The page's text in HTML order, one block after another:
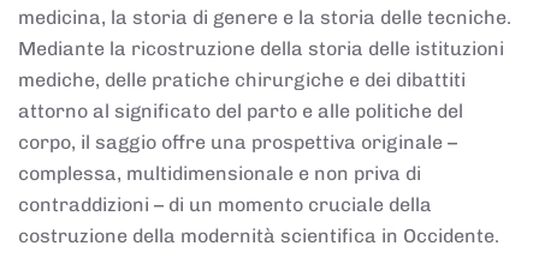
medicina, la storia di genere e la storia delle tecniche.
Mediante la ricostruzione della storia delle istituzioni
mediche, delle pratiche chirurgiche e dei dibattiti
attorno al significato del parto e alle politiche del
corpo, il saggio offre una prospettiva originale –
complessa, multidimensionale e non priva di
contraddizioni – di un momento cruciale della
costruzione della modernità scientifica in Occidente.